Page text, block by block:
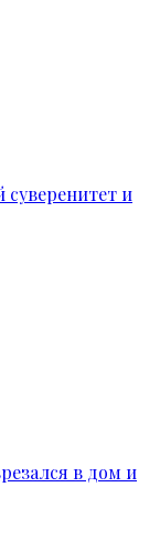
и
в дом и